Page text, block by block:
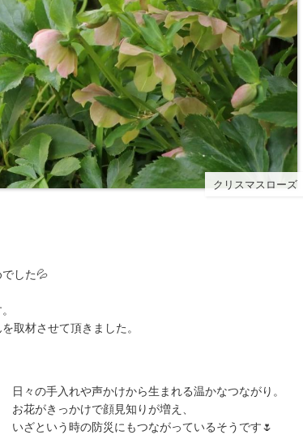
クリスマスローズ
した💦
取材させて頂きました。
日々の手入れや声かけから生まれる温かなつながり。
お花がきっかけで顔見知りが増え、
いざという時の防災にもつながっているそうです🌷